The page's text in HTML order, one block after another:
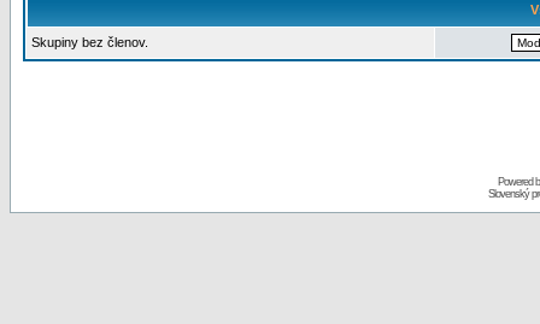
Skupiny bez členov.
Powered
Slovenský